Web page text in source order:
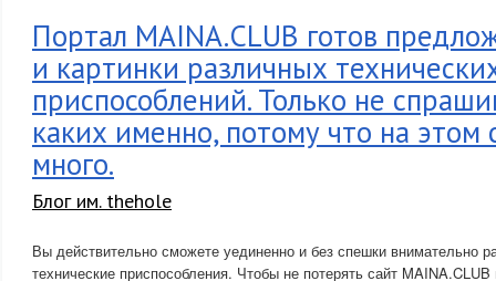
Портал MAINA.CLUB готов
и картинки различных
приспособлений. Только не
каких именно, потому что на этом
много.
Блог им. thehole
Вы действительно сможете уединенно и без спешки внимательно
технические приспособления. Чтобы не потерять сайт